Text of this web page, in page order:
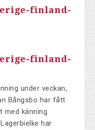
finland-
finland-
under veckan,
Bångsbo har fått
med känning
har